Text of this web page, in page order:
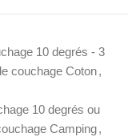
10 degrés - 3
couchage Coton,
10 degrés ou
Camping,